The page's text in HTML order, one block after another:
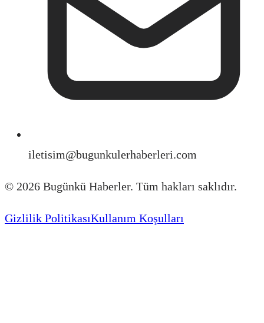
iletisim@bugunkulerhaberleri.com
© 2026 Bugünkü Haberler. Tüm hakları saklıdır.
Gizlilik PolitikasıKullanım Koşulları